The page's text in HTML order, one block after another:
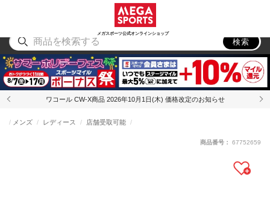
メガスポーツ公式オンラインショップ
アウトドア
検索
ワコール CW-X商品 2026年10月1日(木) 価格改定のお知らせ
メンズ レディース 店舗受取可能
商品番号： 67752659